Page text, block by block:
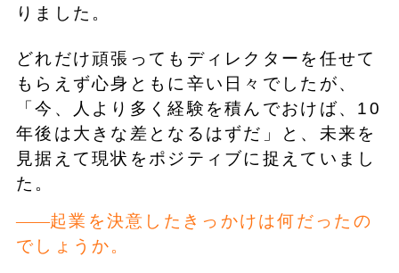
りました。
どれだけ頑張ってもディレクターを任せて
もらえず心身ともに辛い日々でしたが、
「今、人より多く経験を積んでおけば、10
年後は大きな差となるはずだ」と、未来を
見据えて現状をポジティブに捉えていまし
た。
起業を決意したきっかけは何だったの
でしょうか。